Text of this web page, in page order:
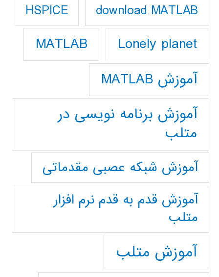
download MATLAB
HSPICE
Lonely planet
MATLAB
آموزش MATLAB
آموزش برنامه نویسی در
متلب
آموزش شبکه عصبی مقدماتی
آموزش قدم به قدم نرم افزار
متلب
آموزش متلب